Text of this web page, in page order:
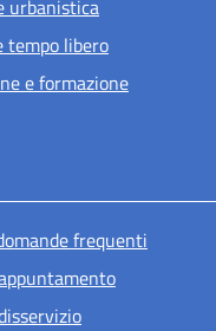
urbanistica
tempo libero
e formazione
piè di
frequenti